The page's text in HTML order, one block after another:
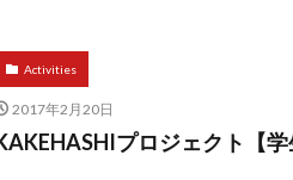
Activities
2017年2月20日
プロジェクト【学